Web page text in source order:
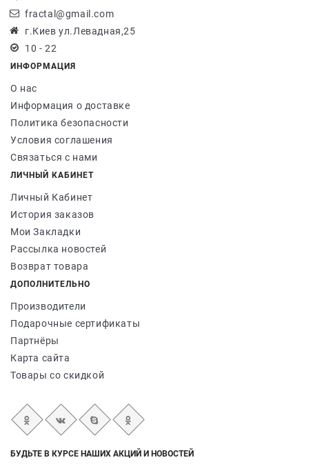
fractal@gmail.com
г.Киев ул.Левадная,25
10 - 22
ИНФОРМАЦИЯ
О нас
Информация о доставке
Политика безопасности
Условия соглашения
Связаться с нами
ЛИЧНЫЙ КАБИНЕТ
Личный Кабинет
История заказов
Мои Закладки
Рассылка новостей
Возврат товара
ДОПОЛНИТЕЛЬНО
Производители
Подарочные сертификаты
Партнёры
Карта сайта
Товары со скидкой
БУДЬТЕ В КУРСЕ НАШИХ АКЦИЙ И НОВОСТЕЙ